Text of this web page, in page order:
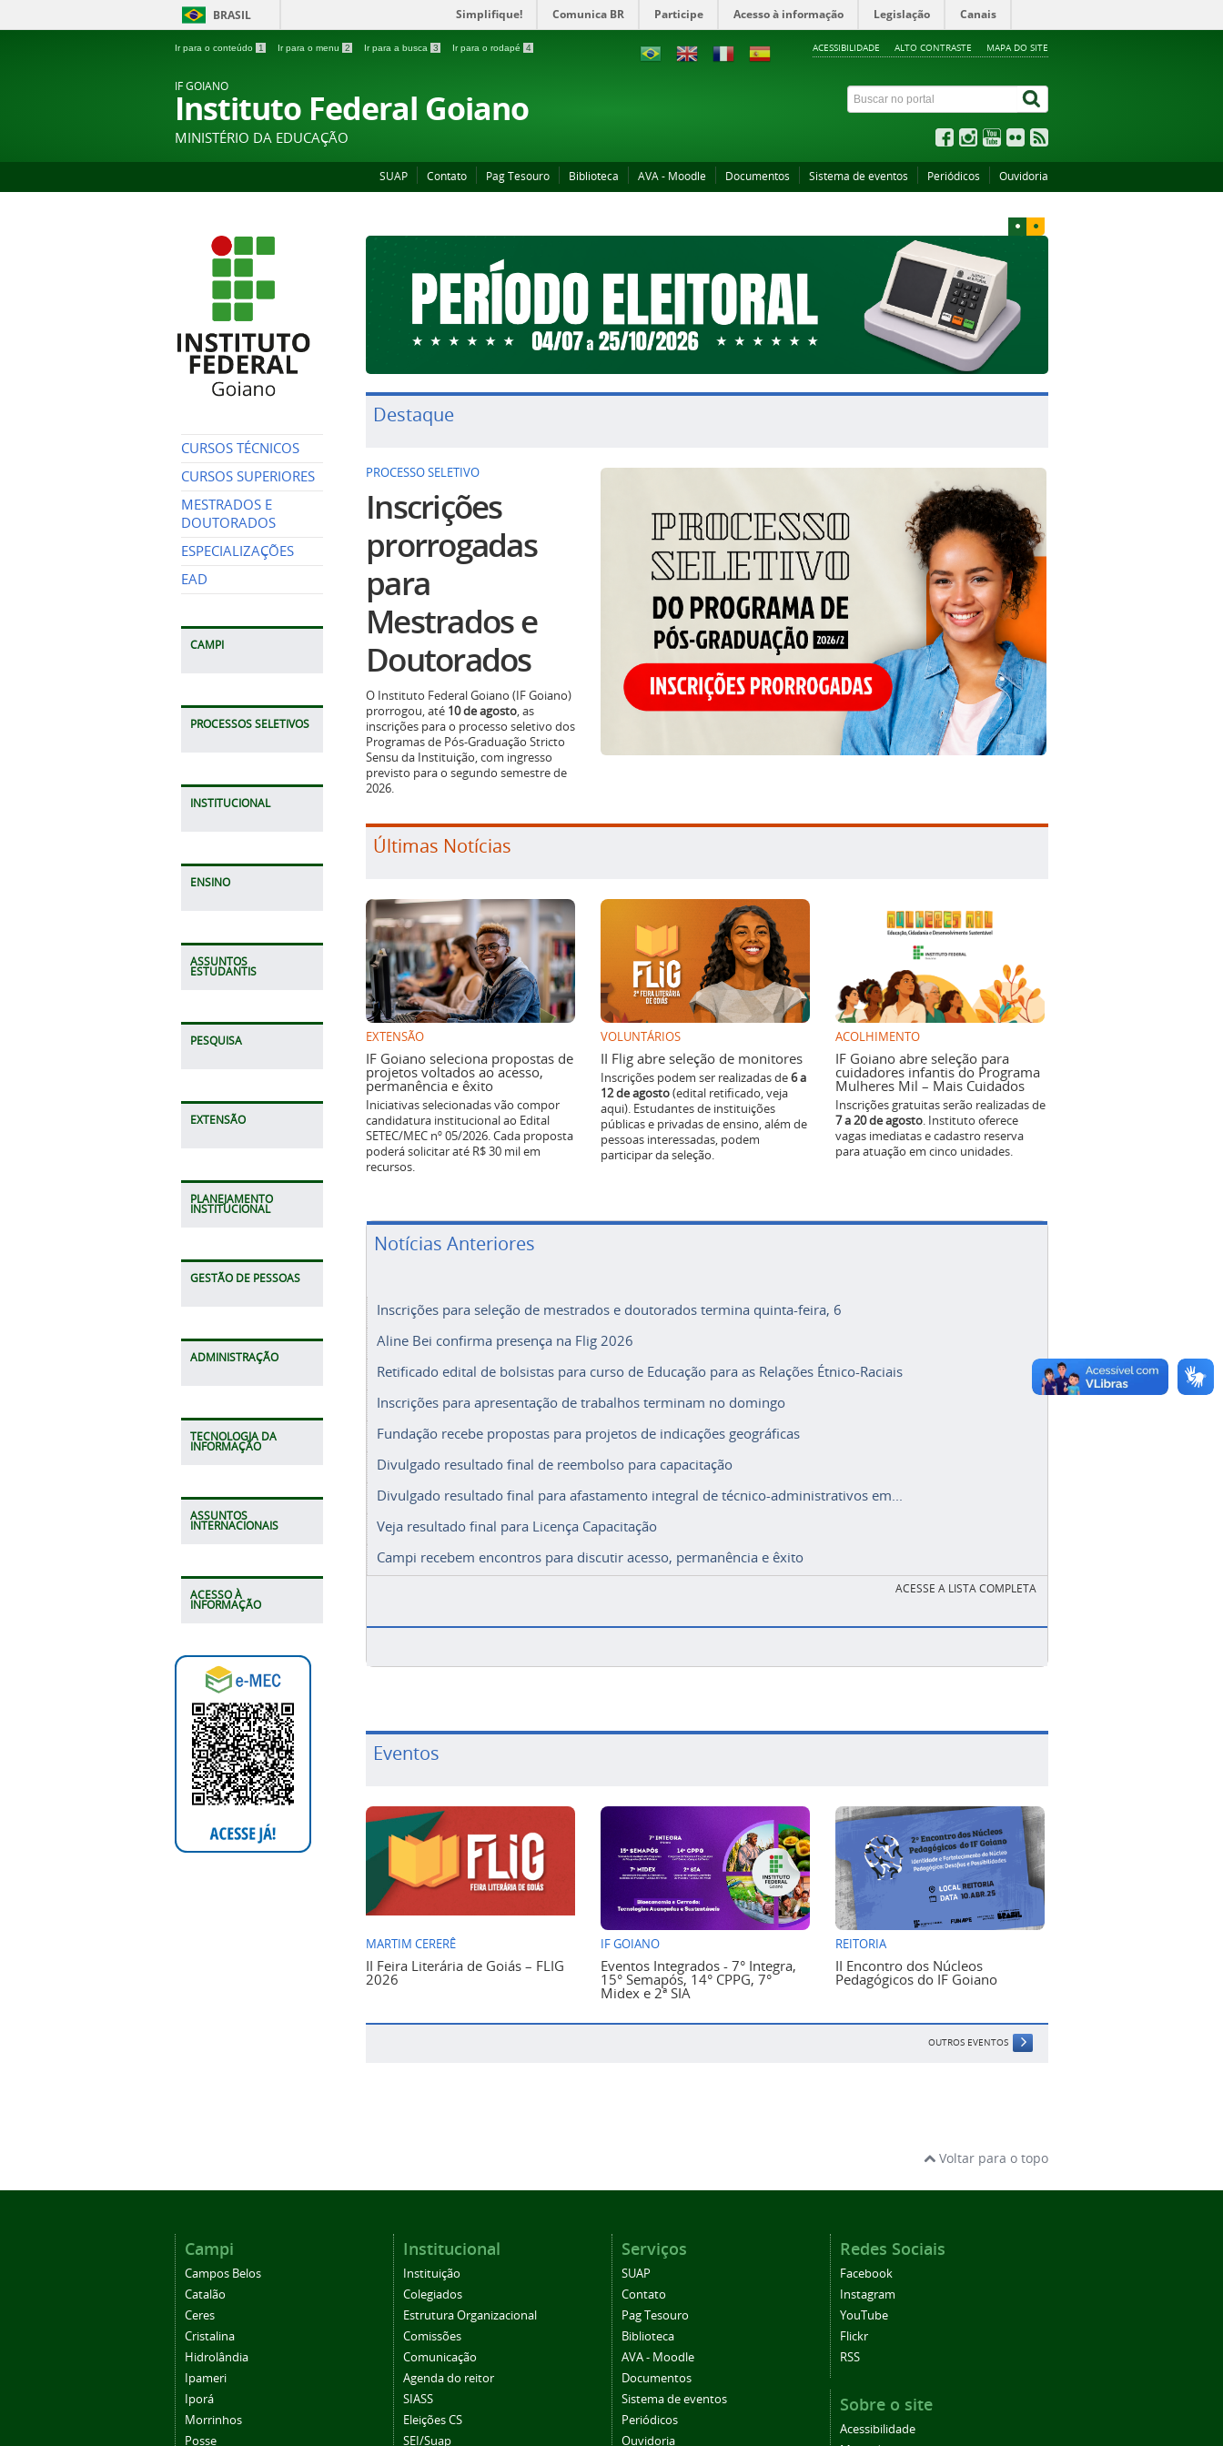
BRASIL Simplifique! Comunica BR Participe Acesso à informação Legislação Canais
Ir para o conteúdo 1 Ir para o menu 2 Ir para a busca 3 Ir para o rodapé 4 ACESSIBILIDADE ALTO CONTRASTE MAPA DO SITE
IF GOIANO
Instituto Federal Goiano
MINISTÉRIO DA EDUCAÇÃO
SUAP Contato Pag Tesouro Biblioteca AVA - Moodle Documentos Sistema de eventos Periódicos Ouvidoria
CURSOS TÉCNICOS
CURSOS SUPERIORES
MESTRADOS E
DOUTORADOS
ESPECIALIZAÇÕES
EAD
CAMPI
PROCESSOS SELETIVOS
INSTITUCIONAL
ENSINO
ASSUNTOS
ESTUDANTIS
PESQUISA
EXTENSÃO
PLANEJAMENTO
INSTITUCIONAL
GESTÃO DE PESSOAS
ADMINISTRAÇÃO
TECNOLOGIA DA
INFORMAÇÃO
ASSUNTOS
INTERNACIONAIS
ACESSO À
INFORMAÇÃO
Destaque
PROCESSO SELETIVO
Inscrições
prorrogadas
para
Mestrados e
Doutorados
O Instituto Federal Goiano (IF Goiano)
prorrogou, até 10 de agosto, as
inscrições para o processo seletivo dos
Programas de Pós-Graduação Stricto
Sensu da Instituição, com ingresso
previsto para o segundo semestre de
2026.
Últimas Notícias
EXTENSÃO
IF Goiano seleciona propostas de
projetos voltados ao acesso,
permanência e êxito
Iniciativas selecionadas vão compor
candidatura institucional ao Edital
SETEC/MEC nº 05/2026. Cada proposta
poderá solicitar até R$ 30 mil em
recursos.
VOLUNTÁRIOS
II Flig abre seleção de monitores
Inscrições podem ser realizadas de6 a
12 de agosto(edital retificado, veja
aqui). Estudantes de instituições
públicas e privadas de ensino, além de
pessoas interessadas, podem
participar da seleção.
ACOLHIMENTO
IF Goiano abre seleção para
cuidadores infantis do Programa
Mulheres Mil – Mais Cuidados
Inscrições gratuitas serão realizadas de
7 a 20 de agosto. Instituto oferece
vagas imediatas e cadastro reserva
para atuação em cinco unidades.
Notícias Anteriores
Inscrições para seleção de mestrados e doutorados termina quinta-feira, 6
Aline Bei confirma presença na Flig 2026
Retificado edital de bolsistas para curso de Educação para as Relações Étnico-Raciais
Inscrições para apresentação de trabalhos terminam no domingo
Fundação recebe propostas para projetos de indicações geográficas
Divulgado resultado final de reembolso para capacitação
Divulgado resultado final para afastamento integral de técnico-administrativos em...
Veja resultado final para Licença Capacitação
Campi recebem encontros para discutir acesso, permanência e êxito
ACESSE A LISTA COMPLETA
Eventos
MARTIM CERERÊ
II Feira Literária de Goiás – FLIG
2026
IF GOIANO
Eventos Integrados - 7° Integra,
15° Semapós, 14° CPPG, 7°
Midex e 2ª SIA
REITORIA
II Encontro dos Núcleos
Pedagógicos do IF Goiano
OUTROS EVENTOS
Voltar para o topo
Campi
Campos Belos
Catalão
Ceres
Cristalina
Hidrolândia
Ipameri
Iporá
Morrinhos
Posse
Institucional
Instituição
Colegiados
Estrutura Organizacional
Comissões
Comunicação
Agenda do reitor
SIASS
Eleições CS
SEI/Suap
Serviços
SUAP
Contato
Pag Tesouro
Biblioteca
AVA - Moodle
Documentos
Sistema de eventos
Periódicos
Ouvidoria
Redes Sociais
Facebook
Instagram
YouTube
Flickr
RSS
Sobre o site
Acessibilidade